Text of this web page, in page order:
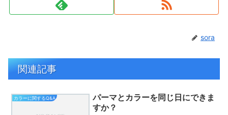
sora
関連記事
カラーに関するQ&A
パーマとカラーを同じ日にできま
すか？